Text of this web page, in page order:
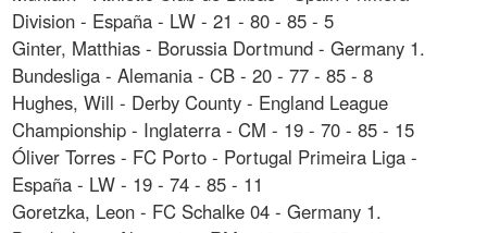
Division - España - LW - 21 - 80 - 85 - 5
Ginter, Matthias - Borussia Dortmund - Germany 1.
Bundesliga - Alemania - CB - 20 - 77 - 85 - 8
Hughes, Will - Derby County - England League
Championship - Inglaterra - CM - 19 - 70 - 85 - 15
Óliver Torres - FC Porto - Portugal Primeira Liga -
España - LW - 19 - 74 - 85 - 11
Goretzka, Leon - FC Schalke 04 - Germany 1.